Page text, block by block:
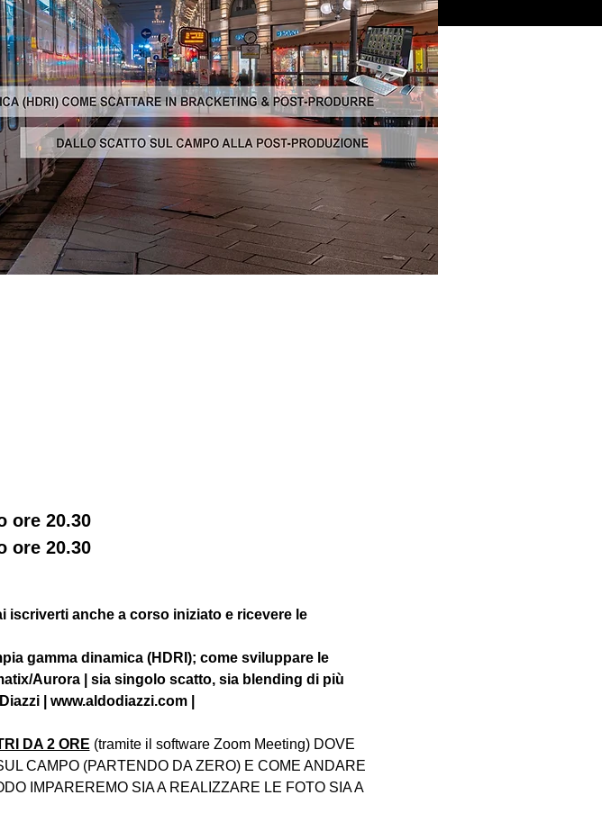
ore 20.30
ore 20.30
iscriverti anche a corso iniziato e ricevere le
gamma dinamica (HDRI); come sviluppare le
Aurora | sia singolo scatto, sia blending di più
| www.aldodiazzi.com |
DA 2 ORE (tramite il software Zoom Meeting) DOVE
CAMPO (PARTENDO DA ZERO) E COME ANDARE
IMPAREREMO SIA A REALIZZARE LE FOTO SIA A